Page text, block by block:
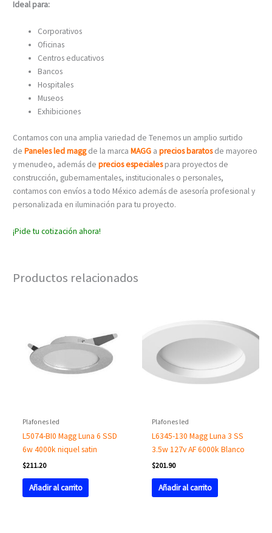
Ideal para:
Corporativos
Oficinas
Centros educativos
Bancos
Hospitales
Museos
Exhibiciones
Contamos con una amplia variedad de Tenemos un amplio surtido
dePaneles led maggde la marca MAGG aprecios baratos de mayoreo
y menudeo, además de precios especialespara proyectos de
construcción, gubernamentales, institucionales o personales,
contamos con envíos a todo México además de asesoría profesional y
personalizada en iluminación para tu proyecto.
¡Pide tu cotización ahora!
Productos relacionados
Plafones led
L5074-BI0 Magg Luna 6 SSD
6w 4000k niquel satin
$211.20
Añadir al carrito
Plafones led
L6345-130 Magg Luna 3 SS
3.5w 127v AF 6000k Blanco
$201.90
Añadir al carrito